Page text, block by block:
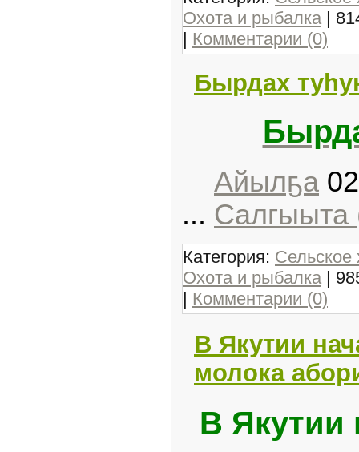
Охота и рыбалка |
| Комментарии (0)
Бырдах
Айылҕа
... Салгыыта
Категория: Сельское
Охота и рыбалка|
| Комментарии (0)
В Якутии
молока
В Якутии